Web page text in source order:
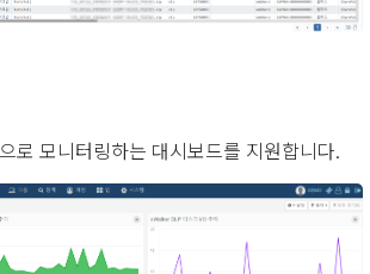
로 모니터링하는 대시보드를 지원합니다.